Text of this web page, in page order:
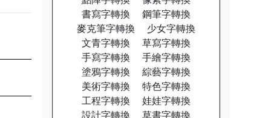
書寫字轉換
鋼筆字轉換
麥克筆字轉換
少女字轉換
文青字轉換
草寫字轉換
手寫字轉換
手繪字轉換
塗鴉字轉換
綜藝字轉換
美術字轉換
特色字轉換
工程字轉換
娃娃字轉換
設計字轉換
草書字轉換